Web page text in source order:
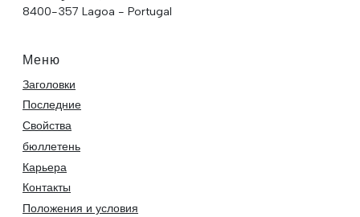
8400-357 Lagoa - Portugal
Меню
Заголовки
Последние
Свойства
бюллетень
Карьера
Контакты
Положения и условия